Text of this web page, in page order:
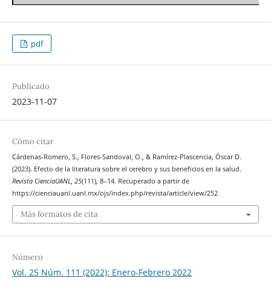
pdf
Publicado
2023-11-07
Cómo citar
Cárdenas-Romero, S., Flores-Sandoval, O., & Ramírez-Plascencia, Óscar D.
(2023). Efecto de la literatura sobre el cerebro y sus beneficios en la salud.
Revista CienciaUANL 25(111), 8–14. Recuperado a partir de
https://cienciauanl.uanl.mx/ojs/index.php/revista/article/view/252
Más formatos de cita
Número
Vol. 25 Núm. 111 (2022): Enero-Febrero 2022